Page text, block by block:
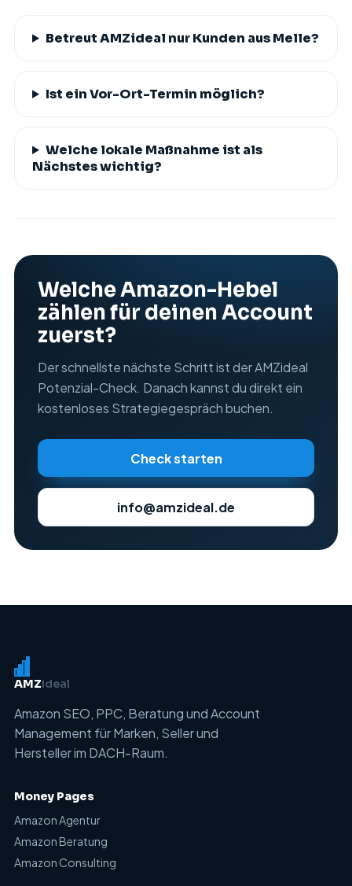
Betreut AMZideal nur Kunden aus Melle?
Ist ein Vor-Ort-Termin möglich?
Welche lokale Maßnahme ist als
Nächstes wichtig?
Welche Amazon-Hebel
zählen für deinen Account
zuerst?
Der schnellste nächste Schritt ist der AMZideal
Potenzial-Check. Danach kannst du direkt ein
kostenloses Strategiegespräch buchen.
Check starten
info@amzideal.de
AMZideal
Amazon SEO, PPC, Beratung und Account
Management für Marken, Seller und
Hersteller im DACH-Raum.
Money Pages
Amazon Agentur
Amazon Beratung
Amazon Consulting